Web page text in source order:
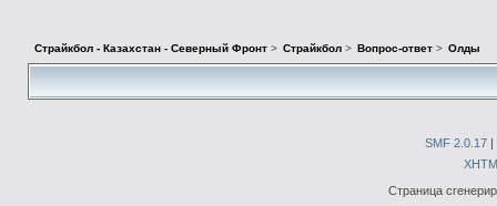
Страйкбол - Казахстан - Северный Фронт> Страйкбол > Вопрос-ответ > Олды
SMF 2.0.17 |
Страница